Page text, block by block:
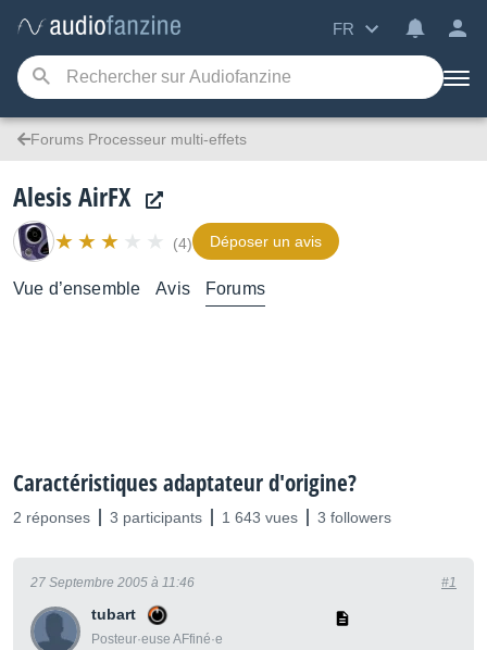
FR
Forums Processeur multi-effets
Alesis AirFX
(4) Déposer un avis
Vue d’ensemble Avis Forums
Caractéristiques adaptateur d'origine?
2 réponses 3 participants 1 643 vues 3 followers
tubart
Posteur·euse AFfiné·e
27 Septembre 2005 à 11:46 #1